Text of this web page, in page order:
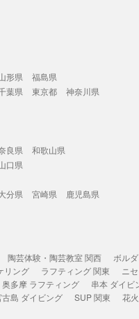
形県
福島県
葉県 東京都
神奈川県
良県
和歌山県
口県
分県 宮崎県
鹿児島県
陶芸体験・陶芸教室 関西 ボル
リング ラフティング 関東 ニ
奥多摩 ラフティング 串本 ダイビ
古島 ダイビング SUP 関東 花